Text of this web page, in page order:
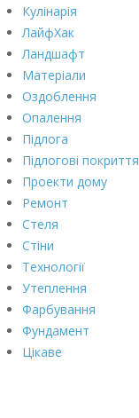
Кулінарія
ЛайфХак
Ландшафт
Матеріали
Оздоблення
Опалення
Підлога
Підлогові покриття
Проекти дому
Ремонт
Стеля
Стіни
Технології
Утеплення
Фарбування
Фундамент
Цікаве